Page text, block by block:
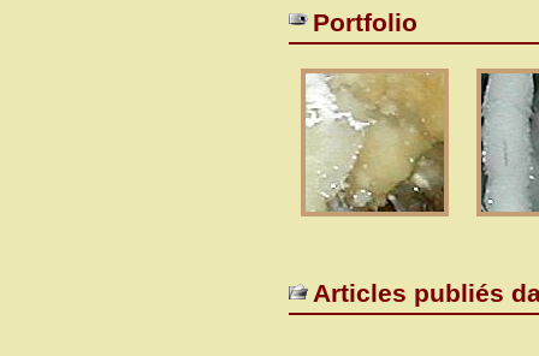
Portfolio
Articles publiés